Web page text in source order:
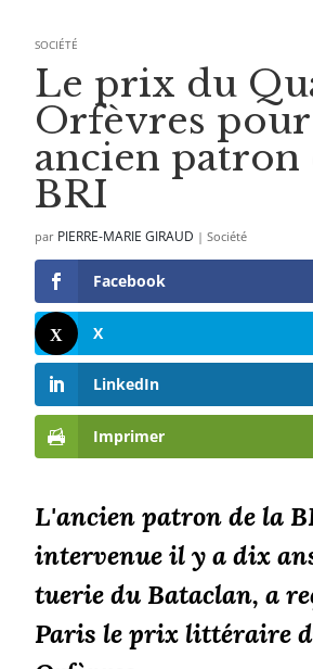
SOCIÉTÉ
Le prix du
Orfèvres
ancien patron
BRI
par PIERRE-MARIE GIRAUD |Société
Facebook
X
LinkedIn
Imprimer
L'ancien patron de la
intervenue il y a dix
tuerie du Bataclan, a
Paris le prix littéraire